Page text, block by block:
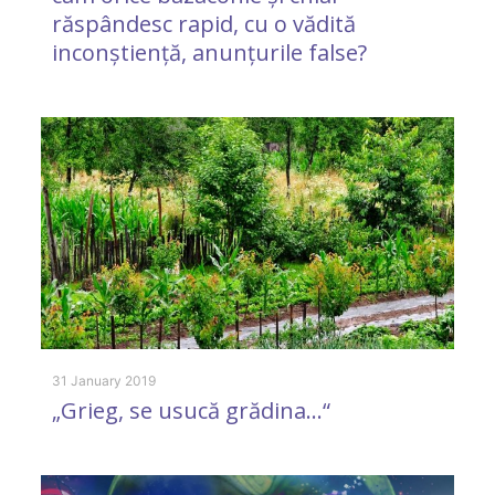
răspândesc rapid, cu o vădită
inconștiență, anunțurile false?
31 January 2019
„Grieg, se usucă grădina…“